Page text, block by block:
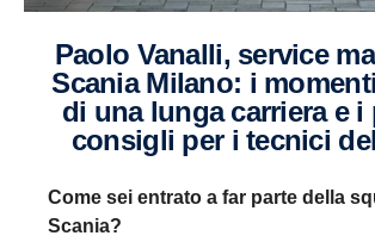
Paolo Vanalli, service manager di
Scania Milano: i
di una lunga carriera e i
consigli per i tecnici
Come sei entrato a far parte della
Scania?